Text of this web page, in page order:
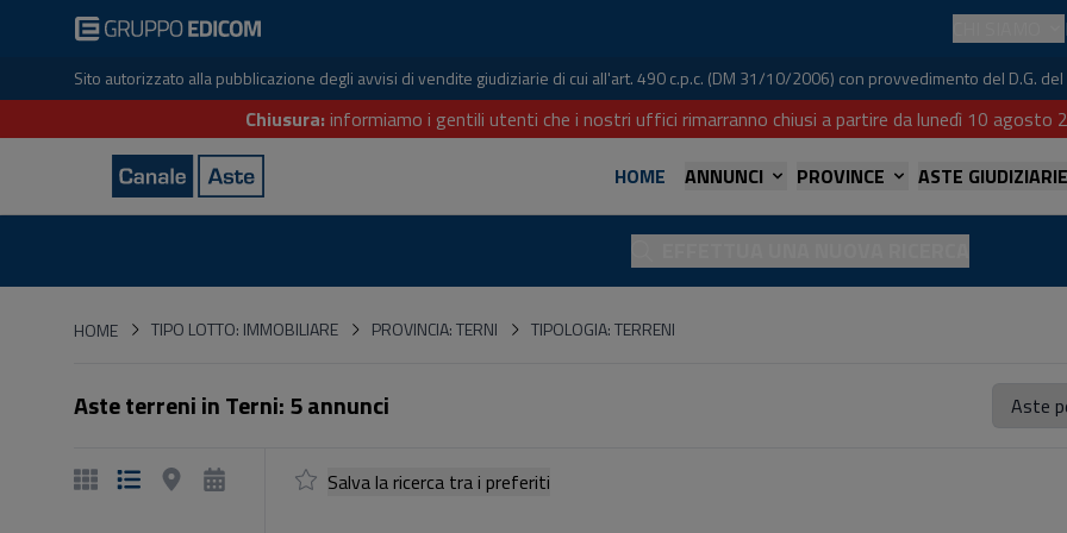
Sito autorizzato alla pubblicazione degli avvisi di vendite giudiziarie di cui all'art. 490 c.p.c. (DM 31/10/2006) con provvedimento del D.G.
Chiusura: informiamo i gentili utenti che i nostri uffici rimarranno chiusi a partire da lunedì 10
HOME
ANNUNCI PROVINCE ASTE GIUDIZIARIE
HOMEHOMETIPO LOTTO: IMMOBILIARE PROVINCIA: TERNI TIPOLOGIA: TERRENI
Aste terreni in Terni: 5 annunci
Salva la ricerca tra i preferiti